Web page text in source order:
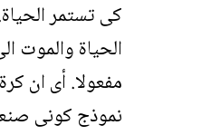
كى تستمر
الحياة والموت
مفعولا. أى ان
نموذج كونى